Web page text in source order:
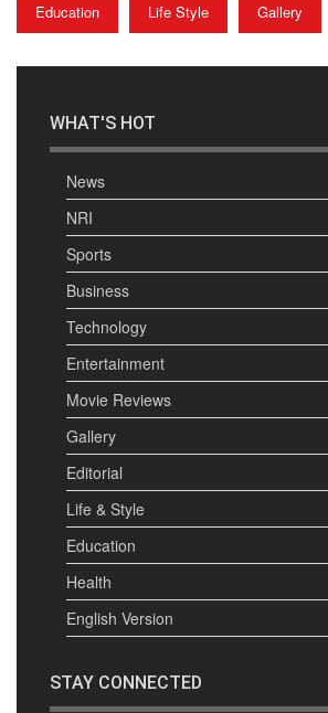
Education Life Style Gallery
WHAT'S HOT
News
NRI
Sports
Business
Technology
Entertainment
Movie Reviews
Gallery
Editorial
Life & Style
Education
Health
English Version
STAY CONNECTED